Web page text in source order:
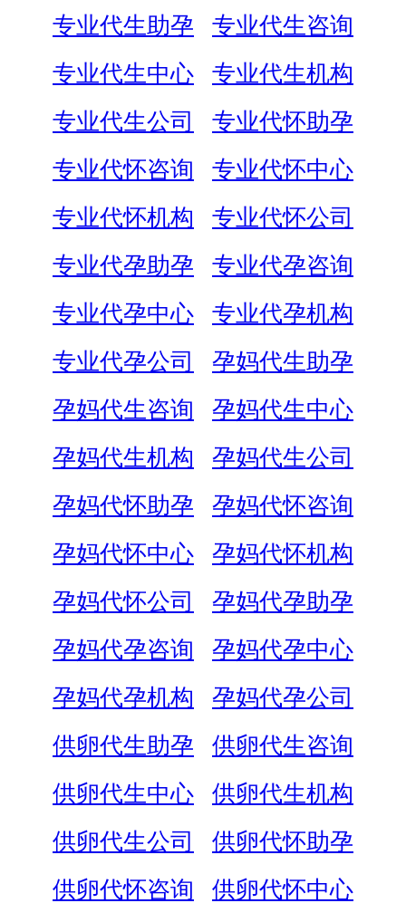
专业代生助孕
专业代生咨询
专业代生中心
专业代生机构
专业代生公司
专业代怀助孕
专业代怀咨询
专业代怀中心
专业代怀机构
专业代怀公司
专业代孕助孕
专业代孕咨询
专业代孕中心
专业代孕机构
专业代孕公司
孕妈代生助孕
孕妈代生咨询
孕妈代生中心
孕妈代生机构
孕妈代生公司
孕妈代怀助孕
孕妈代怀咨询
孕妈代怀中心
孕妈代怀机构
孕妈代怀公司
孕妈代孕助孕
孕妈代孕咨询
孕妈代孕中心
孕妈代孕机构
孕妈代孕公司
供卵代生助孕
供卵代生咨询
供卵代生中心
供卵代生机构
供卵代生公司
供卵代怀助孕
供卵代怀咨询
供卵代怀中心